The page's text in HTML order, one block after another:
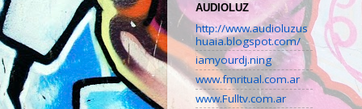
AUDIOLUZ
http://www.audioluzus
huaia.blogspot.com/
iamyourdj.ning
www.fmritual.com.ar
www.Fulltv.com.ar